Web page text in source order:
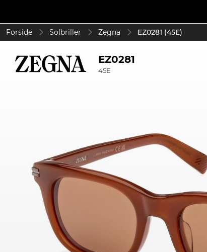
Forside Solbriller Zegna EZ0281 (45E)
EZ0281
45E